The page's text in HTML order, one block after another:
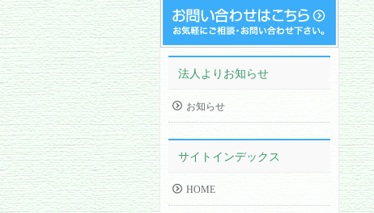
法人よりお知らせ
お知らせ
サイトインデックス
HOME